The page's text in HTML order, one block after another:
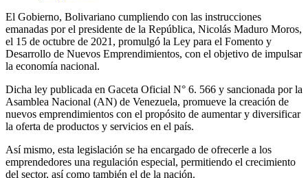
El Gobierno, Bolivariano cumpliendo con las instrucciones
emanadas por el presidente de la República, Nicolás Maduro Moros,
el 15 de octubre de 2021, promulgó la Ley para el Fomento y
Desarrollo de Nuevos Emprendimientos, con el objetivo de impulsar
la economía nacional.
Dicha ley publicada en Gaceta Oficial N° 6. 566 y sancionada por la
Asamblea Nacional (AN) de Venezuela, promueve la creación de
nuevos emprendimientos con el propósito de aumentar y diversificar
la oferta de productos y servicios en el país.
Así mismo, esta legislación se ha encargado de ofrecerle a los
emprendedores una regulación especial, permitiendo el crecimiento
del sector, así como también el de la nación.